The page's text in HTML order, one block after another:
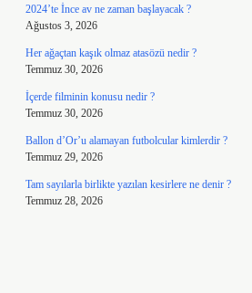
2024’te İnce av ne zaman başlayacak ?
Ağustos 3, 2026
Her ağaçtan kaşık olmaz atasözü nedir ?
Temmuz 30, 2026
İçerde filminin konusu nedir ?
Temmuz 30, 2026
Ballon d’Or’u alamayan futbolcular kimlerdir ?
Temmuz 29, 2026
Tam sayılarla birlikte yazılan kesirlere ne denir ?
Temmuz 28, 2026